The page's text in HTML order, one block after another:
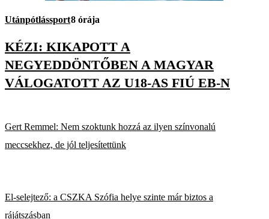
Utánpótlássport8 órája
KÉZI: KIKAPOTT A
NEGYEDDÖNTŐBEN A MAGYAR
VÁLOGATOTT AZ U18-AS FIÚ EB-N
Gert Remmel: Nem szoktunk hozzá az ilyen színvonalú
meccsekhez, de jól teljesítettünk
El-selejtező: a CSZKA Szófia helye szinte már biztos a
rájátszásban